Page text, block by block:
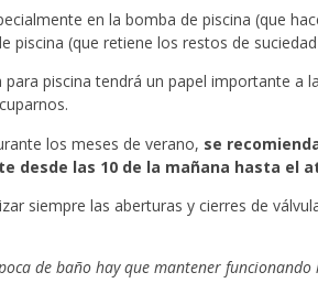
en la bomba de piscina (que
piscina (que retiene los restos de
para piscina tendrá un papel importante a
los meses de verano, se
desde las 10 de la mañana hasta el
siempre las aberturas y cierres de
de baño hay que mantener